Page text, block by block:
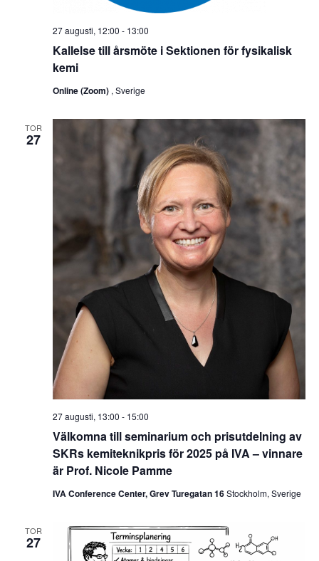
Kallelse till årsmöte i Sektionen för fysikalisk
kemi
27 augusti, 12:00 - 13:00
Online (Zoom) , Sverige
TOR
27
Välkomna till seminarium och prisutdelning av
SKRs kemiteknikpris för 2025 på IVA – vinnare
är Prof. Nicole Pamme
27 augusti, 13:00 - 15:00
IVA Conference Center, Grev Turegatan 16Stockholm, Sverige
TOR
27